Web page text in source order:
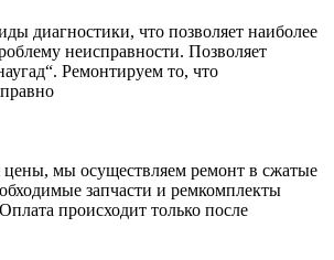
диагностики, что позволяет наиболее
неисправности. Позволяет
Ремонтируем то, что
цены, мы осуществляем ремонт в сжатые
запчасти и ремкомплекты
происходит только после